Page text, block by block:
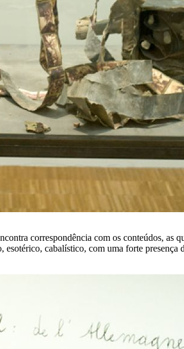
correspondência com os conteúdos, as
cabalístico, com uma forte presença